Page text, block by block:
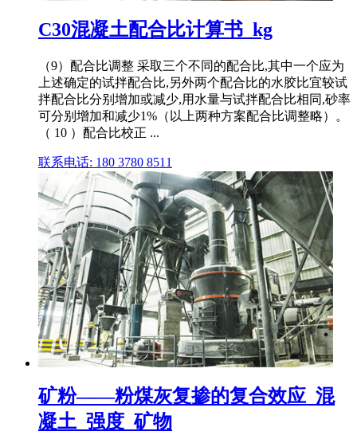
C30混凝土配合比计算书_kg
（9）配合比调整 采取三个不同的配合比,其中一个应为
上述确定的试拌配合比,另外两个配合比的水胶比宜较试
拌配合比分别增加或减少,用水量与试拌配合比相同,砂率
可分别增加和减少1%（以上两种方案配合比调整略）。
（ 10 ）配合比校正 ...
联系电话: 180 3780 8511
矿粉——粉煤灰复掺的复合效应_混
凝土_强度_矿物